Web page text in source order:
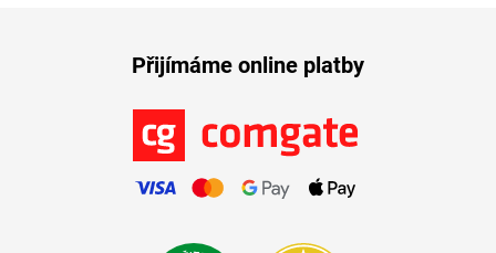
Přijímáme online platby